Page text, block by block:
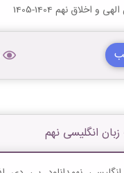
اخلاق نهم 1404-1405
زبان انگلیسی نهم